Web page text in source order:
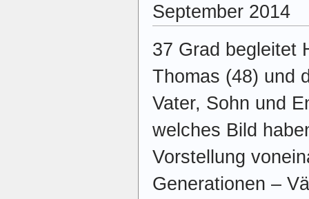
September 2014
37 Grad begleitet
Thomas (48) und
Vater, Sohn und
welches Bild
Vorstellung
Generationen –